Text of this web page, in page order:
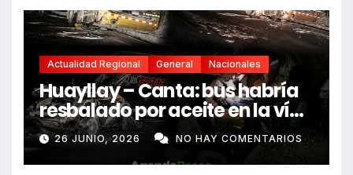
Actualidad Regional General Nacionales
Huayllay – Canta: bus habría
resbalado por aceite en la vía
e impactó auto siniestrado
dejando dos fallecidos
26 JUNIO, 2026 NO HAY COMENTARIOS